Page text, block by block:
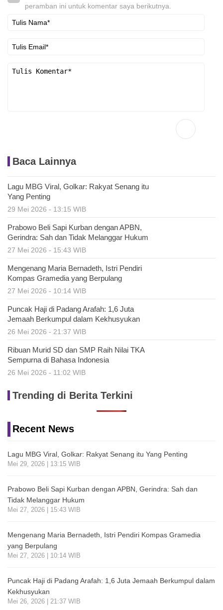
peramban ini untuk komentar saya berikutnya.
Baca Lainnya
Lagu MBG Viral, Golkar: Rakyat Senang itu
Yang Penting
29 Mei 2026 - 13:15 WIB
Prabowo Beli Sapi Kurban dengan APBN,
Gerindra: Sah dan Tidak Melanggar Hukum
27 Mei 2026 - 15:43 WIB
Mengenang Maria Bernadeth, Istri Pendiri
Kompas Gramedia yang Berpulang
27 Mei 2026 - 10:14 WIB
Puncak Haji di Padang Arafah: 1,6 Juta
Jemaah Berkumpul dalam Kekhusyukan
26 Mei 2026 - 21:37 WIB
Ribuan Murid SD dan SMP Raih Nilai TKA
Sempurna di Bahasa Indonesia
26 Mei 2026 - 11:02 WIB
Trending di Berita Terkini
Recent News
Lagu MBG Viral, Golkar: Rakyat Senang itu Yang Penting
Mei 29, 2026 | 13:15 WIB
Prabowo Beli Sapi Kurban dengan APBN, Gerindra: Sah dan
Tidak Melanggar Hukum
Mei 27, 2026 | 15:43 WIB
Mengenang Maria Bernadeth, Istri Pendiri Kompas Gramedia
yang Berpulang
Mei 27, 2026 | 10:14 WIB
Puncak Haji di Padang Arafah: 1,6 Juta Jemaah Berkumpul dalam
Kekhusyukan
Mei 26, 2026 | 21:37 WIB